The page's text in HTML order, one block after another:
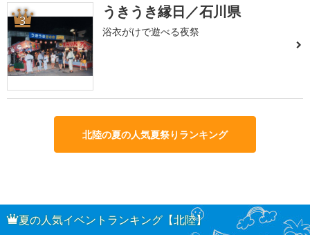
3 うきうき縁日／石川県
浴衣がけで遊べる夜祭
北陸の夏の人気夏祭りランキング
夏の人気イベントランキング【北陸】